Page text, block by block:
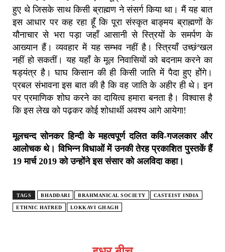
हुए थे जिसके साथ किसी ब्राह्मण ने संसर्ग किया था। मैं यह बात
इस आधार पर कह रहा हूँ कि पूरा संस्कृत बाङ्मय ब्राह्मणों के
यौनाचार से भरा पड़ा जहाँ आसानी से स्त्रियों के समर्पण के
आख्यान हैं। व्यवहार में यह सम्भव नहीं है। स्त्रियाँ उच्छंªखल
नहीं हो सकतीं। यह यहाँ के मूल निवासियों को बदनाम करने का
षड्यंत्र है। घाघ किसान की ही किसी जाति में पैदा हुए होेंगे।
प्रबल संभावना इस बात की है कि वह जाति के अहीर ही थे। इन
पर प्रमाणिक शोघ करने का दायित्व हमारा बनता है। विश्वास है
कि इस लेख को पढ़कर कोई शोधार्थी अवश्य आगे आयेगा!
मूलचन्द सोनकर हिन्दी के महत्वपूर्ण दलित कवि-गजलकार और
आलोचक थे। विभिन्न विधाओं में उनकी तेरह प्रकाशित पुस्तकें हैं
19 मार्च 2019 को उन्होंने इस संसार को अलविदा कहा।
TAGS BHADDARI BRAHMANICAL SOCIETY CASTEIST INDIA
ETHNIC HATRED LOKKAVI GHAGH